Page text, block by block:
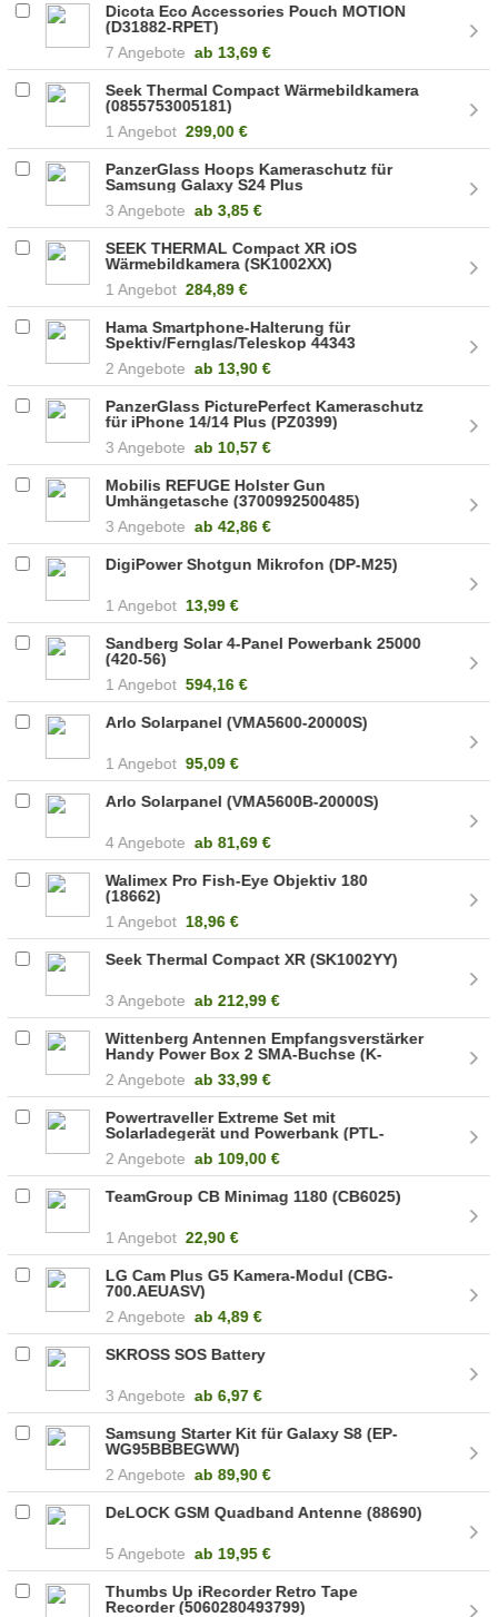
Dicota Eco Accessories Pouch MOTION
(D31882-RPET)
7 Angebote ab 13,69 €
Seek Thermal Compact Wärmebildkamera
(0855753005181)
1 Angebot 299,00 €
PanzerGlass Hoops Kameraschutz für
Samsung Galaxy S24 Plus
3 Angebote ab 3,85 €
SEEK THERMAL Compact XR iOS
Wärmebildkamera (SK1002XX)
1 Angebot 284,89 €
Hama Smartphone-Halterung für
Spektiv/Fernglas/Teleskop 44343
2 Angebote ab 13,90 €
PanzerGlass PicturePerfect Kameraschutz
für iPhone 14/14 Plus (PZ0399)
3 Angebote ab 10,57 €
Mobilis REFUGE Holster Gun
Umhängetasche (3700992500485)
3 Angebote ab42,86 €
DigiPower Shotgun Mikrofon (DP-M25)
1 Angebot 13,99 €
Sandberg Solar 4-Panel Powerbank 25000
(420-56)
1 Angebot 594,16 €
Arlo Solarpanel (VMA5600-20000S)
1 Angebot 95,09 €
Arlo Solarpanel (VMA5600B-20000S)
4 Angebote ab 81,69 €
Walimex Pro Fish-Eye Objektiv 180
(18662)
1 Angebot 18,96 €
Seek Thermal Compact XR (SK1002YY)
3 Angebote ab 212,99 €
Wittenberg Antennen Empfangsverstärker
Handy Power Box 2 SMA-Buchse (K-
2 Angebote ab 33,99 €
Powertraveller Extreme Set mit
Solarladegerät und Powerbank (PTL-
2 Angebote ab 109,00 €
TeamGroup CB Minimag 1180 (CB6025)
1 Angebot 22,90 €
LG Cam Plus G5 Kamera-Modul (CBG-
700.AEUASV)
2 Angebote ab4,89 €
SKROSS SOS Battery
3 Angebote ab 6,97 €
Samsung Starter Kit für Galaxy S8 (EP-
WG95BBBEGWW)
2 Angebote ab 89,90 €
DeLOCK GSM Quadband Antenne (88690)
5 Angebote ab 19,95 €
Thumbs Up iRecorder Retro Tape
Recorder (5060280493799)